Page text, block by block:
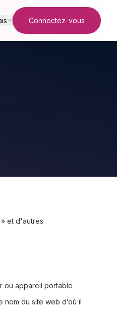
Connectez-vous
et d'autres
ou appareil portable
du site web d’où il